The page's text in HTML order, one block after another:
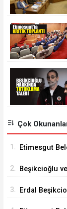
Çok
1. Etimesgut
2. Beşikcioğlu
3. Erdal